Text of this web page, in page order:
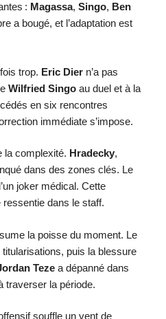
: Magassa, Singo, Ben
a bougé, et l’adaptation est
trop. Eric Dier n’a pas
Wilfried Singo au duel et à la
en six rencontres
immédiate s’impose.
la complexité. Hradecky,
dans des zones clés. Le
joker médical. Cette
ressentie dans le staff.
la poisse du moment. Le
puis la blessure
Teze a dépanné dans
traverser la période.
souffle un vent de